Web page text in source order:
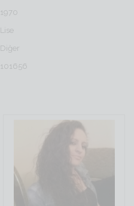
1970
Lise
Diğer
101656